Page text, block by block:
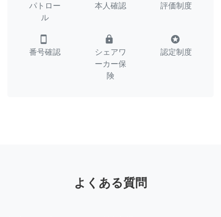
パトロー
ル
本人確認 評価制度
smartphone
番号確認
lock
シェアワ
ーカー保
険
stars
認定制度
よくある質問